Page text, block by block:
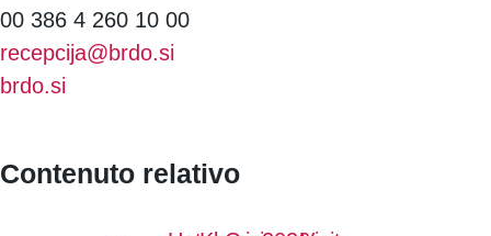
00 386 4 260 10 00
recepcija@brdo.si
brdo.si
Contenuto relativo